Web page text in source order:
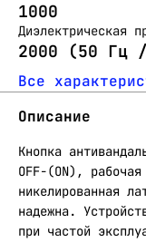
1000
Диэлектрическая
2000 (50 Гц
Все
Описание
Кнопка
OFF-(ON),
никелированная
надежна.
при частой